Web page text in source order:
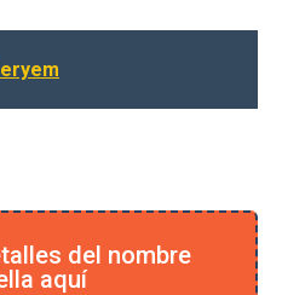
del nombre
aquí